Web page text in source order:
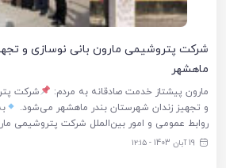
شرکت پتروشیمی مارون بانی نوسازی و
ماهشهر
مارون پیشتاز خدمت صادقانه به مردم:
شرکت
و تجهیز زندان شهرستان بندر ماهشهر می‌شود.
روابط عمومی و امور بین‌الملل شرکت پتروشیمی
19 آبان 1403 - ۱۲:۱۵